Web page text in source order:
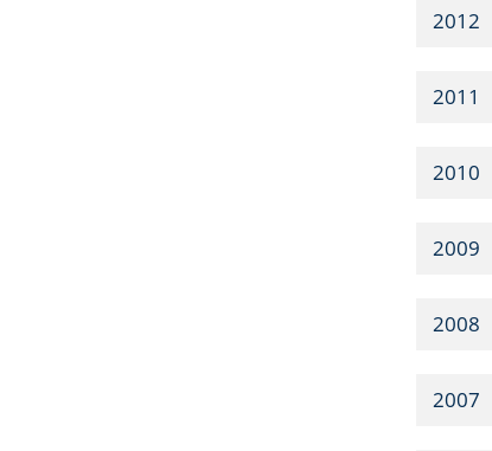
2012
2011
2010
2009
2008
2007